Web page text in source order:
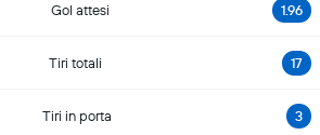
Gol attesi 1.96
Tiri totali 17
Tiri in porta 3